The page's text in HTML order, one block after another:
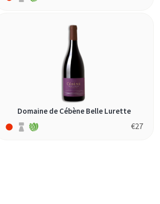
Domaine de Cébène Belle Lurette
€27